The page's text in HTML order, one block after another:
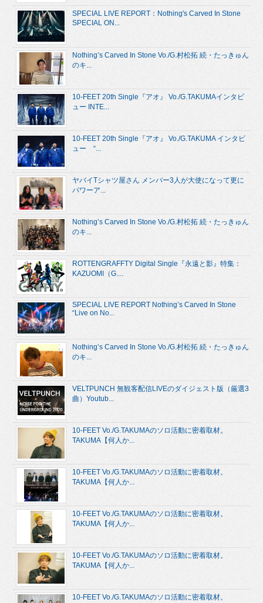
SPECIAL LIVE REPORT：Nothing's Carved In Stone
SPECIAL ON...
Nothing’s Carved In Stone Vo./G.村松拓 続・たっきゅん
のキ...
10-FEET 20th Single『アオ』 Vo./G.TAKUMAインタビ
ュー INTE...
10-FEET 20th Single『アオ』 Vo./G.TAKUMA インタビ
ュー “...
ヤバイTシャツ屋さん メンバー3人が大使になって更に
パワーア...
Nothing’s Carved In Stone Vo./G.村松拓 続・たっきゅん
のキ...
ROTTENGRAFFTY Digital Single『永遠と影』特集：
KAZUOMI（G....
SPECIAL LIVE REPORT Nothing’s Carved In Stone
“Live on No...
Nothing’s Carved In Stone Vo./G.村松拓 続・たっきゅん
のキ...
VELTPUNCH 無観客配信LIVEのダイジェスト版（厳選3
曲）Youtub...
10-FEET Vo./G.TAKUMAのソロ活動に密着取材。
TAKUMA【何人か...
10-FEET Vo./G.TAKUMAのソロ活動に密着取材。
TAKUMA【何人か...
10-FEET Vo./G.TAKUMAのソロ活動に密着取材。
TAKUMA【何人か...
10-FEET Vo./G.TAKUMAのソロ活動に密着取材。
TAKUMA【何人か...
10-FEET Vo./G.TAKUMAのソロ活動に密着取材。